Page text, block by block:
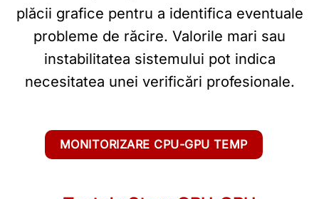
plăcii grafice pentru a identifica eventuale
probleme de răcire. Valorile mari sau
instabilitatea sistemului pot indica
necesitatea unei verificări profesionale.
MONITORIZARE CPU-GPU TEMP